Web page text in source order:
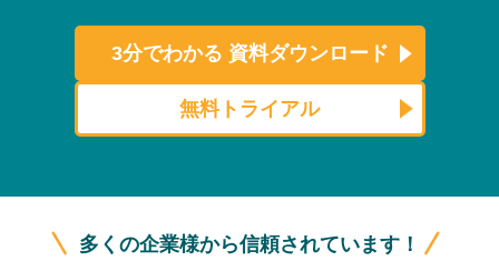
よくある質問
資料ダウンロード
ログイン
3分でわかる 資料ダウンロード
無料トライアル
多くの企業様から信頼されています！